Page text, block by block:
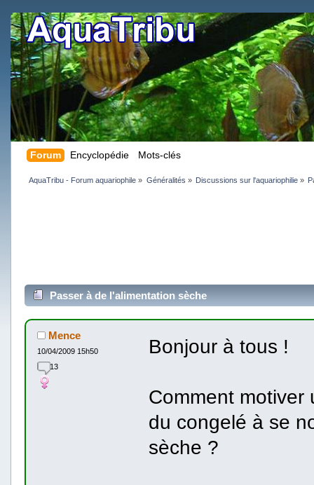
Forum Encyclopédie Mots-clés
AquaTribu - Forum aquariophile » Généralités » Discussions sur l'aquariophilie»
Passer à de l'alimentation sèche
Mence
10/04/2009 15h50
13
Bonjour à tous !
Comment motiver
du congelé à se
sèche ?